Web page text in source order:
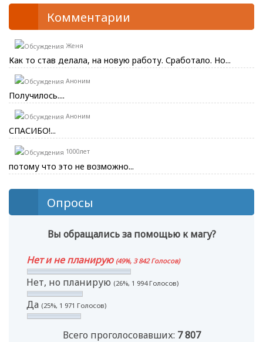
Комментарии
Женя
Как то став делала, на новую работу. Сработало. Но...
Аноним
Получилось....
Аноним
СПАСИБО!...
1000лет
потому что это не возможно...
Опросы
Вы обращались за помощью к магу?
Нет и не планирую (49%, 3 842 Голосов)
Нет, но планирую (26%, 1 994 Голосов)
Да (25%, 1 971 Голосов)
Всего проголосовавших: 7 807